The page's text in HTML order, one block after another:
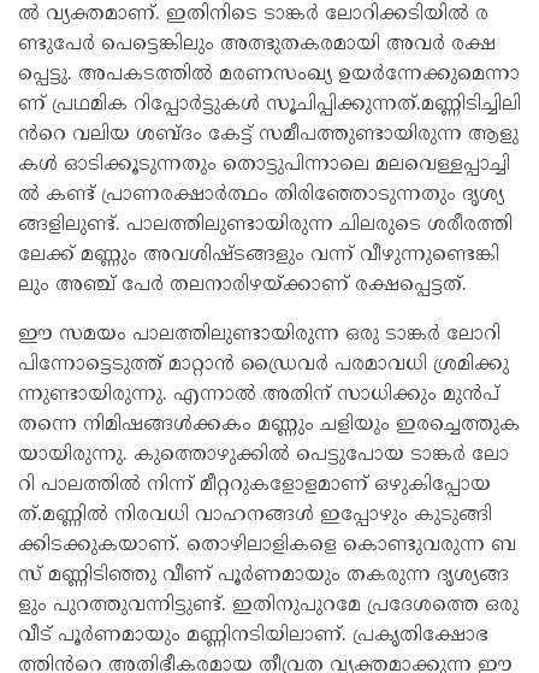
ൽ വ്യ​ക്ത​മാ​ണ്. ഇ​തി​നി​ടെ ടാ​ങ്ക​ർ ലോ​റി​ക്ക​ടി​യി​ൽ ര​
ണ്ടു​പേ​ർ പെ​ട്ടെ​ങ്കി​ലും അ​ത്ഭു​ത​ക​ര​മാ​യി അ​വ​ർ ര​ക്ഷ​
പ്പെ​ട്ടു. അ​പ​ക​ട​ത്തി​ൽ മ​ര​ണ​സം​ഖ്യ ഉ​യ​ർ​ന്നേ​ക്കു​മെ​ന്നാ​
ണ് പ്ര​ഥ​മി​ക റി​പ്പോ​ർ​ട്ടു​ക​ൾ സൂ​ചി​പ്പി​ക്കു​ന്ന​ത്.മ​ണ്ണി​ടി​ച്ചി​ലി​
ൻറെ വ​ലി​യ ശ​ബ്ദം കേ​ട്ട് സ​മീ​പ​ത്തു​ണ്ടാ​യി​രു​ന്ന ആ​ളു​
ക​ൾ ഓ​ടി​ക്കൂ​ടു​ന്ന​തും തൊ​ട്ടു​പി​ന്നാ​ലെ മ​ല​വെ​ള്ള​പ്പാ​ച്ചി​
ൽ ക​ണ്ട് പ്രാ​ണ​ര​ക്ഷാ​ർ​ത്ഥം തി​രി​ഞ്ഞോ​ടു​ന്ന​തും ദൃ​ശ്യ​
ങ്ങ​ളി​ലു​ണ്ട്. പാ​ല​ത്തി​ലു​ണ്ടാ​യി​രു​ന്ന ചി​ല​രു​ടെ ശ​രീ​ര​ത്തി​
ലേ​ക്ക് മ​ണ്ണും അ​വ​ശി​ഷ്ട​ങ്ങ​ളും വ​ന്ന് വീ​ഴു​ന്നു​ണ്ടെ​ങ്കി​
ലും അ​ഞ്ച് പേ​ർ ത​ല​നാ​രി​ഴ​യ്ക്കാ​ണ് ര​ക്ഷ​പ്പെ​ട്ട​ത്.
ഈ ​സ​മ​യം പാ​ല​ത്തി​ലു​ണ്ടാ​യി​രു​ന്ന ഒ​രു ടാ​ങ്ക​ർ ലോ​റി
പി​ന്നോ​ട്ടെ​ടു​ത്ത് മാ​റ്റാ​ൻ ഡ്രൈ​വ​ർ പ​ര​മാ​വ​ധി ശ്ര​മി​ക്കു​
ന്നു​ണ്ടാ​യി​രു​ന്നു. എ​ന്നാ​ൽ അ​തി​ന് സാ​ധി​ക്കും മു​ൻ​പ്
ത​ന്നെ നി​മി​ഷ​ങ്ങ​ൾ​ക്ക​കം മ​ണ്ണും ച​ളി​യും ഇ​ര​ച്ചെ​ത്തു​ക​
യാ​യി​രു​ന്നു. കു​ത്തൊ​ഴു​ക്കി​ൽ പെ​ട്ടു​പോ​യ ടാ​ങ്ക​ർ ലോ​
റി പാ​ല​ത്തി​ൽ നി​ന്ന് മീ​റ്റ​റു​ക​ളോ​ള​മാ​ണ് ഒ​ഴു​കി​പ്പോ​യ​
ത്.മ​ണ്ണി​ൽ നി​ര​വ​ധി വാ​ഹ​ന​ങ്ങ​ൾ ഇ​പ്പോ​ഴും കു​ടു​ങ്ങി​
ക്കി​ട​ക്കു​ക​യാ​ണ്. തൊ​ഴി​ലാ​ളി​ക​ളെ കൊ​ണ്ടു​വ​രു​ന്ന ബ​
സ് മ​ണ്ണി​ടി​ഞ്ഞു വീ​ണ് പൂ​ർ​ണ​മാ​യും ത​ക​രു​ന്ന ദൃ​ശ്യ​ങ്ങ​
ളും പു​റ​ത്തു​വ​ന്നി​ട്ടു​ണ്ട്. ഇ​തി​നു​പു​റ​മേ പ്ര​ദേ​ശ​ത്തെ ഒ​രു
വീ​ട് പൂ​ർ​ണ​മാ​യും മ​ണ്ണി​ന​ടി​യി​ലാ​ണ്. പ്ര​കൃ​തി​ക്ഷോ​ഭ​
ത്തി​ൻറെ അ​തി​ഭീ​ക​ര​മാ​യ തീ​വ്ര​ത വ്യ​ക്ത​മാ​ക്കു​ന്ന ഈ ​